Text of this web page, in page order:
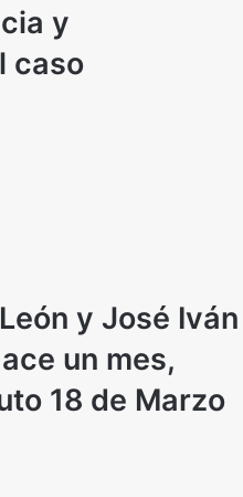
y
caso
y José Iván
un mes,
18 de Marzo